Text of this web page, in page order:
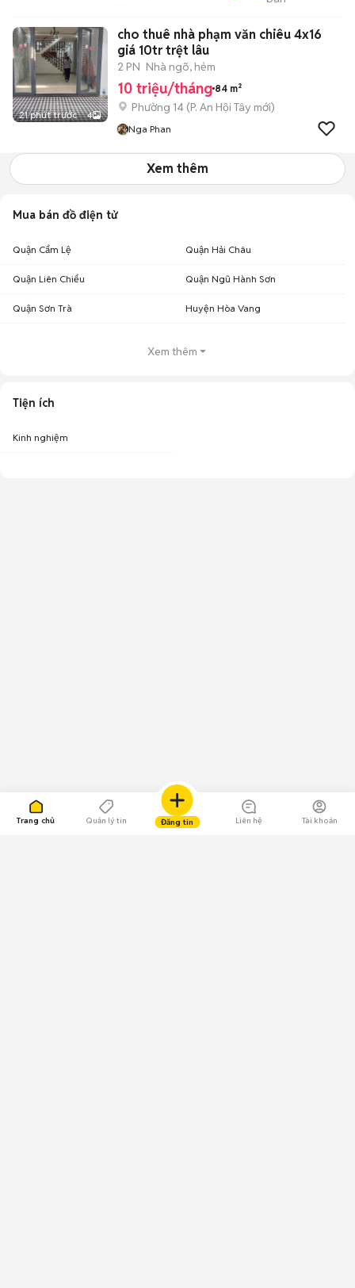
Trang chủ Quản lý tin Đăng tin Liên hệ Tài khoản
21 phút trước 4
cho thuê nhà phạm văn chiêu 4x16
giá 10tr trệt lâu
2 PN Nhà ngõ, hẻm
10 triệu/tháng 84 m²
Phường 14 (P. An Hội Tây mới)
Nga Phan
Xem thêm
Mua bán đồ điện tử
Quận Cẩm Lệ Quận Hải Châu
Quận Liên Chiểu Quận Ngũ Hành Sơn
Quận Sơn Trà Huyện Hòa Vang
Xem thêm
Tiện ích
Kinh nghiệm